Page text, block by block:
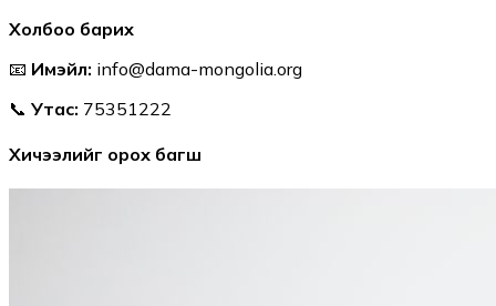
Холбоо барих
📧 Имэйл: info@dama-mongolia.org
📞 Утас: 75351222
Хичээлийг орох багш